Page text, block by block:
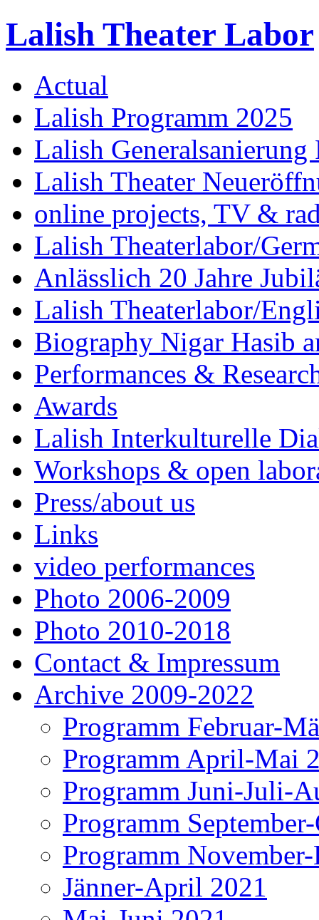
Lalish Theater Labor
Actual
Lalish Programm 2025
Lalish
Lalish Theater
online projects, TV &
Lalish Theaterlabor/
Anlässlich 20 Jahre
Lalish Theaterlabor/
Biography Nigar Hasib
Performances &
Awards
Lalish Interkulturelle
Workshops & open
Press/about us
Links
video performances
Photo 2006-2009
Photo 2010-2018
Contact & Impressum
Archive 2009-2022
Programm Februar-
Programm April-Mai
Programm Juni-Juli-
Programm
Programm
Jänner-April 2021